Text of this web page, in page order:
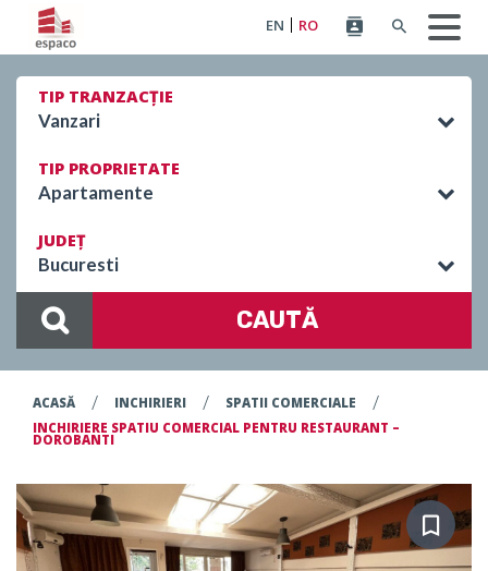
EN RO
TIP TRANZACȚIE
Vanzari
TIP PROPRIETATE
Apartamente
JUDEȚ
Bucuresti
CAUTĂ
ACASĂ / INCHIRIERI / SPATII COMERCIALE /
INCHIRIERE SPATIU COMERCIAL PENTRU RESTAURANT –
DOROBANTI